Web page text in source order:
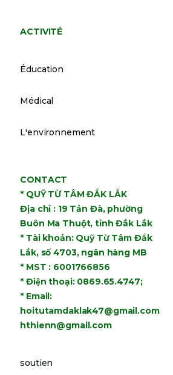
ACTIVITÉ
Éducation
Médical
L'environnement
CONTACT
* QUỸ TỪ TÂM ĐẮK LẮK
Địa chỉ : 19 Tản Đà, phường
Buôn Ma Thuột, tỉnh Đắk Lắk
* Tài khoản: Quỹ Từ Tâm Đắk
Lắk, số 4703, ngân hàng MB
* MST : 6001766856
* Điện thoại: 0869.65.4747;
* Email:
hoitutamdaklak47@gmail.com
hthienn@gmail.com
soutien